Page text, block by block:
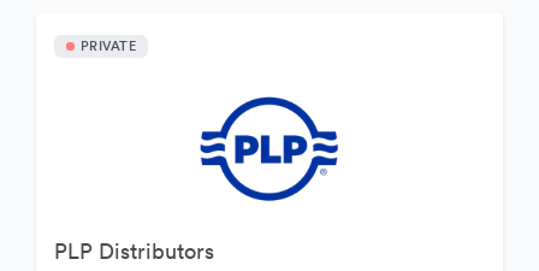
PRIVATE
PLP Distributors